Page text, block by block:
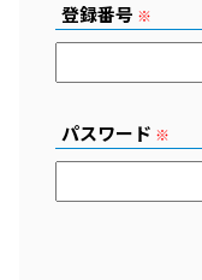
登録番号 ※
パスワード ※